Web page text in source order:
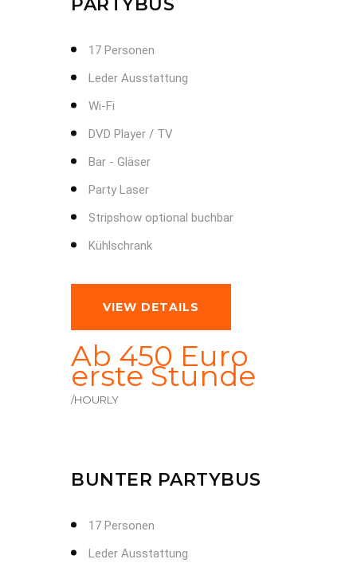
PARTYBUS
17 Personen
Leder Ausstattung
Wi-Fi
DVD Player / TV
Bar - Gläser
Party Laser
Stripshow optional buchbar
Kühlschrank
VIEW DETAILS
Ab 450 Euro
erste Stunde
/HOURLY
BUNTER PARTYBUS
17 Personen
Leder Ausstattung